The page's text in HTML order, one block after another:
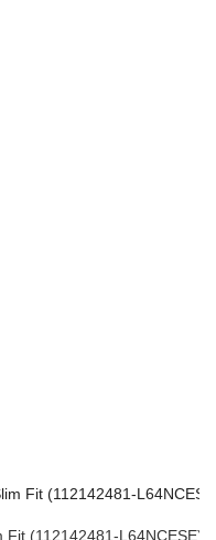
Fit (112142481-L64NCESE)